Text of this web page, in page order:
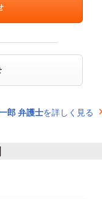
郎 弁護士を詳しく見る